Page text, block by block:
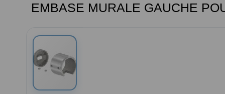
EMBASE MURALE GAUCHE
fin